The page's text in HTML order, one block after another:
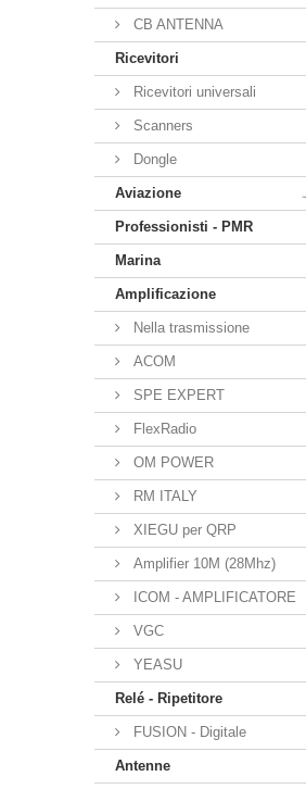
CB ANTENNA
Ricevitori
Ricevitori universali
Scanners
Dongle
Aviazione
Professionisti - PMR
Marina
Amplificazione
Nella trasmissione
ACOM
SPE EXPERT
FlexRadio
OM POWER
RM ITALY
XIEGU per QRP
Amplifier 10M (28Mhz)
ICOM - AMPLIFICATORE
VGC
YEASU
Relé - Ripetitore
FUSION - Digitale
Antenne